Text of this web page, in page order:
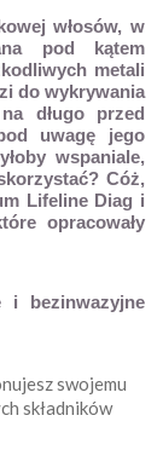
włosów, w
pod kątem
metali
do wykrywania
długo przed
uwagę jego
wspaniale,
Cóż,
Lifeline Diag i
opracowały
i bezinwazyjne
swojemu
składników